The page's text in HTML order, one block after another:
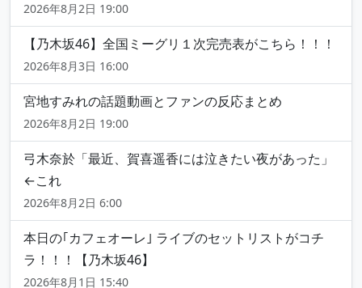
2026年8月2日 19:00
【乃木坂46】全国ミーグリ１次完売表がこちら！！！
2026年8月3日 16:00
宮地すみれの話題動画とファンの反応まとめ
2026年8月2日 19:00
弓木奈於「最近、賀喜遥香には泣きたい夜があった」
←これ
2026年8月2日 6:00
本日の｢カフェオーレ｣ ライブのセットリストがコチ
ラ！！！【乃木坂46】
2026年8月1日 15:40